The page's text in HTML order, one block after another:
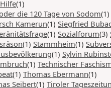
(1)
die 120 Tage von Sodom(1)
Kamerun(1) Siegfried
(1) Sozialforum(3)
(1) Stammheim(1)
(1) Sylvin
(1) Technischer
(1) Thomas Ebermann(1)
Seibert(1) Tiroler